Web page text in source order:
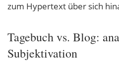
zum Hypertext über sich
Tagebuch vs. Blog:
Subjektivation